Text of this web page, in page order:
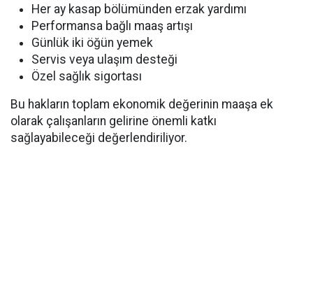
Her ay kasap bölümünden erzak yardımı
Performansa bağlı maaş artışı
Günlük iki öğün yemek
Servis veya ulaşım desteği
Özel sağlık sigortası
Bu hakların toplam ekonomik değerinin maaşa ek
olarak çalışanların gelirine önemli katkı
sağlayabileceği değerlendiriliyor.